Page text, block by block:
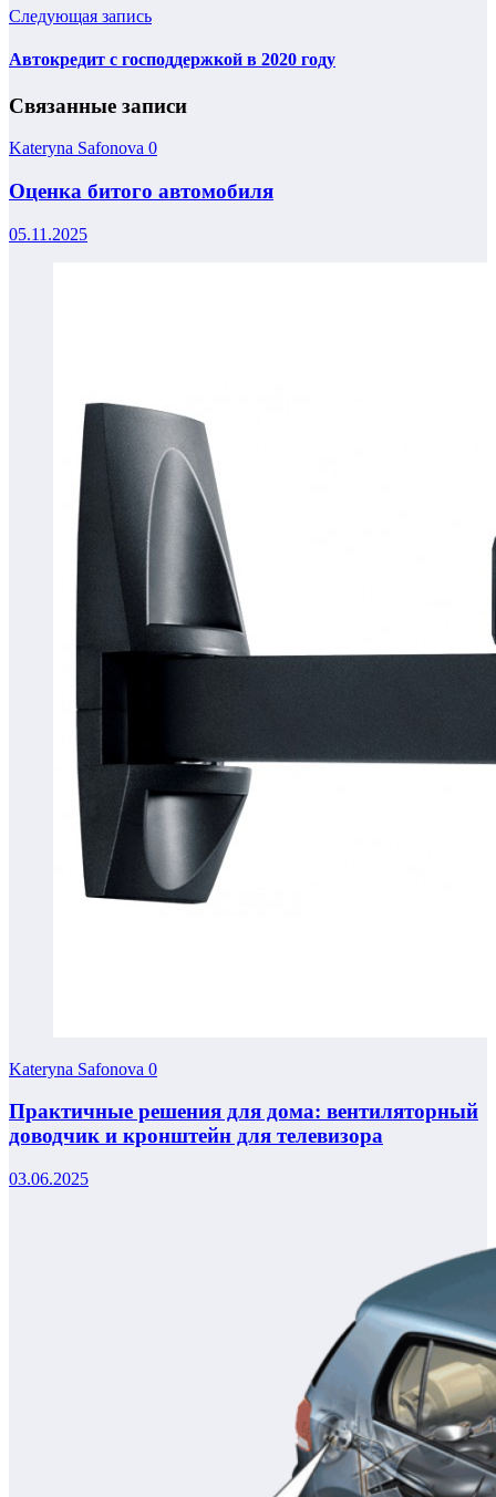
Следующая запись
Автокредит с господдержкой в 2020 году
Связанные записи
Kateryna Safonova 0
Оценка битого автомобиля
05.11.2025
Kateryna Safonova 0
Практичные решения для дома: вентиляторный
доводчик и кронштейн для телевизора
03.06.2025